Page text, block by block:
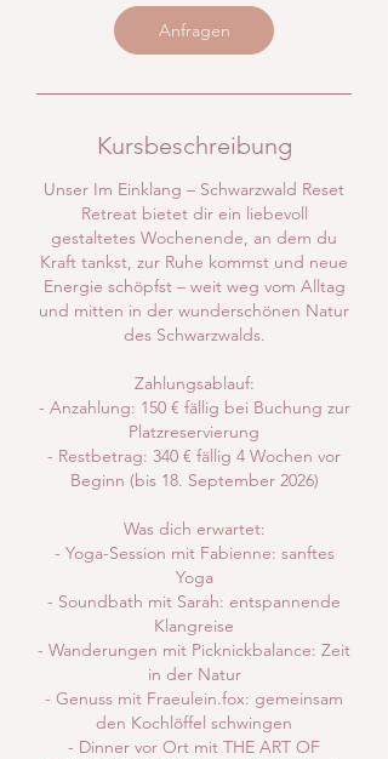
a
.
O
k
t
.
Anfragen
Kursbeschreibung
Unser Im Einklang – Schwarzwald Reset
Retreat bietet dir ein liebevoll
gestaltetes Wochenende, an dem du
Kraft tankst, zur Ruhe kommst und neue
Energie schöpfst – weit weg vom Alltag
und mitten in der wunderschönen Natur
des Schwarzwalds.
Zahlungsablauf:
- Anzahlung: 150 € fällig bei Buchung zur
Platzreservierung
- Restbetrag: 340 € fällig 4 Wochen vor
Beginn (bis 18. September 2026)
Was dich erwartet:
- Yoga-Session mit Fabienne: sanftes
Yoga
- Soundbath mit Sarah: entspannende
Klangreise
- Wanderungen mit Picknickbalance: Zeit
in der Natur
- Genuss mit Fraeulein.fox: gemeinsam
den Kochlöffel schwingen
- Dinner vor Ort mit THE ART OF